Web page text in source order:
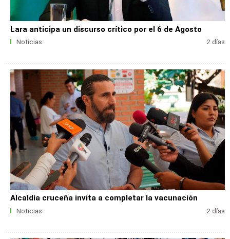
Lara anticipa un discurso crítico por el 6 de Agosto
Noticias 2 días
Alcaldía cruceña invita a completar la vacunación
Noticias 2 días